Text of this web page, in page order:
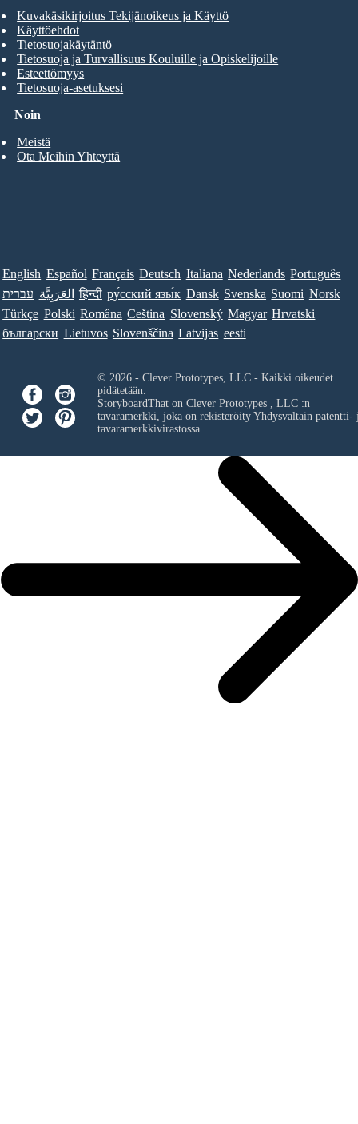
Noin
Meistä
Ota Meihin Yhteyttä
Kuvakäsikirjoitus Tekijänoikeus ja Käyttö
Käyttöehdot
Tietosuojakäytäntö
Tietosuoja ja Turvallisuus Kouluille ja Opiskelijoille
Esteettömyys
Tietosuoja-asetuksesi
English Español Français Deutsch Italiana Nederlands Português
עברית العَرَبِيَّة हिन्दी ру́сский язы́к Dansk Svenska Suomi Norsk
Türkçe Polski Româna Ceština Slovenský Magyar Hrvatski
български Lietuvos Slovenščina Latvijas eesti
© 2026 - Clever Prototypes, LLC - Kaikki oikeudet
pidätetään.
StoryboardThat on Clever Prototypes , LLC:n
tavaramerkki, joka on rekisteröity Yhdysvaltain patentti-
tavaramerkkivirastossa.